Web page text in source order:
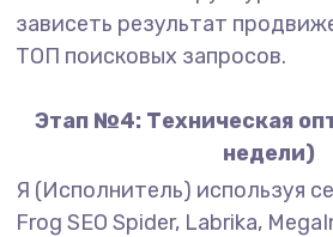
зависеть результат
ТОП поисковых запросов.
Этап №4: Техническая
недели)
Я (Исполнитель) используя
Frog SEO Spider, Labrika,